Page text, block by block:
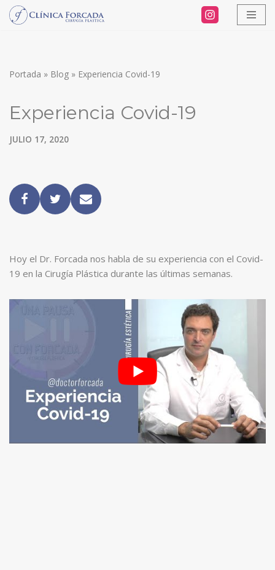
Portada » Blog » Experiencia Covid-19
Experiencia Covid-19
JULIO 17, 2020
Hoy el Dr. Forcada nos habla de su experiencia con el Covid-
19 en la Cirugía Plástica durante las últimas semanas.